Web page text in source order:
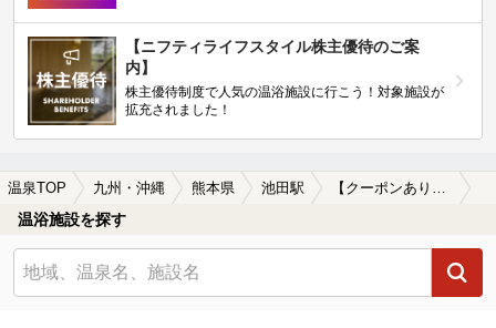
【ニフティライフスタイル株主優待のご案
内】
株主優待制度で人気の温浴施設に行こう！対象施設が
拡充されました！
温泉TOP 九州・沖縄 熊本県 池田駅 【クーポンあり】女子旅・女子会におすすめの池田駅近くの温泉、日帰り温泉、スーパー銭湯おすすめ
温浴施設を探す